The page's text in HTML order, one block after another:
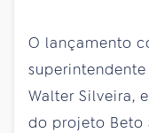
O lançamento
Walter Silveira,
do projeto Beto